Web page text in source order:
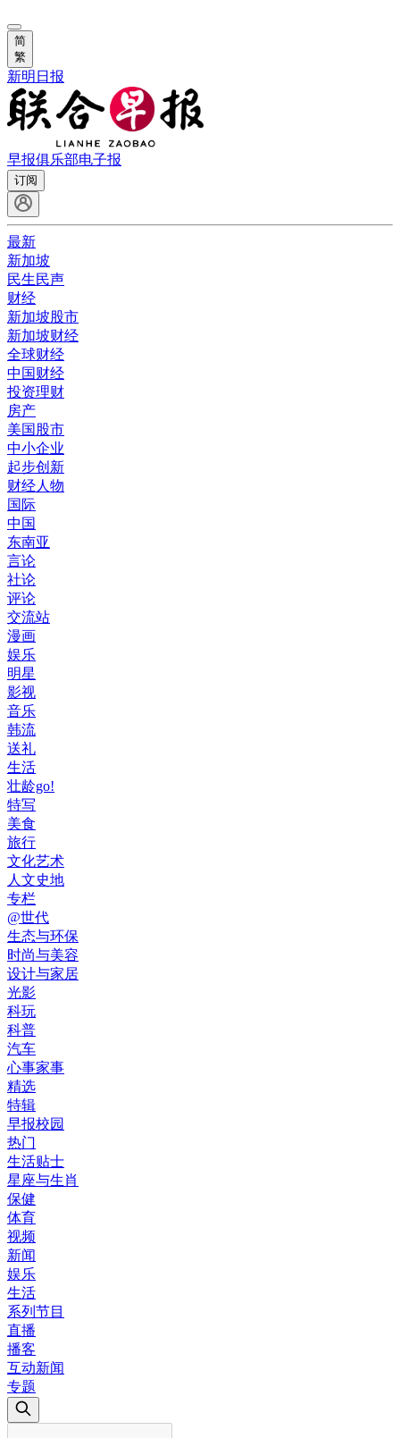
简
繁
新明日报
早报俱乐部电子报
订阅
最新
新加坡
民生民声
财经
新加坡股市
新加坡财经
全球财经
中国财经
投资理财
房产
美国股市
中小企业
起步创新
财经人物
国际
中国
东南亚
言论
社论
评论
交流站
漫画
娱乐
明星
影视
音乐
韩流
送礼
生活
壮龄go!
特写
美食
旅行
文化艺术
人文史地
专栏
@世代
生态与环保
时尚与美容
设计与家居
光影
科玩
科普
汽车
心事家事
精选
特辑
早报校园
热门
生活贴士
星座与生肖
保健
体育
视频
新闻
娱乐
生活
系列节目
直播
播客
互动新闻
专题